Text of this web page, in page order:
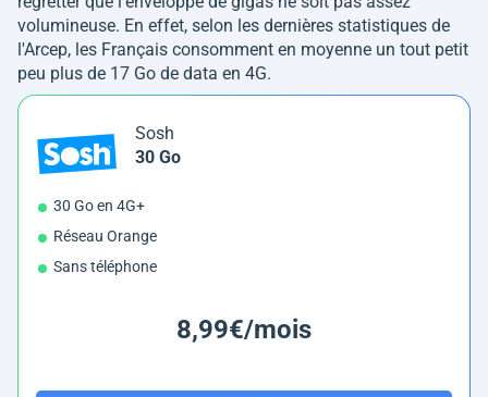
volumineuse. En effet, selon les dernières statistiques de
l'Arcep, les Français consomment en moyenne un tout petit
peu plus de 17 Go de data en 4G.
Sosh
30 Go
30 Go en 4G+
Réseau Orange
Sans téléphone
8,99€/mois